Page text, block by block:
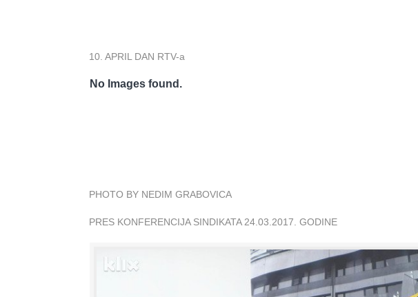
10. APRIL DAN RTV-a
No Images found.
PHOTO BY NEDIM GRABOVICA
PRES KONFERENCIJA SINDIKATA 24.03.2017. GODINE